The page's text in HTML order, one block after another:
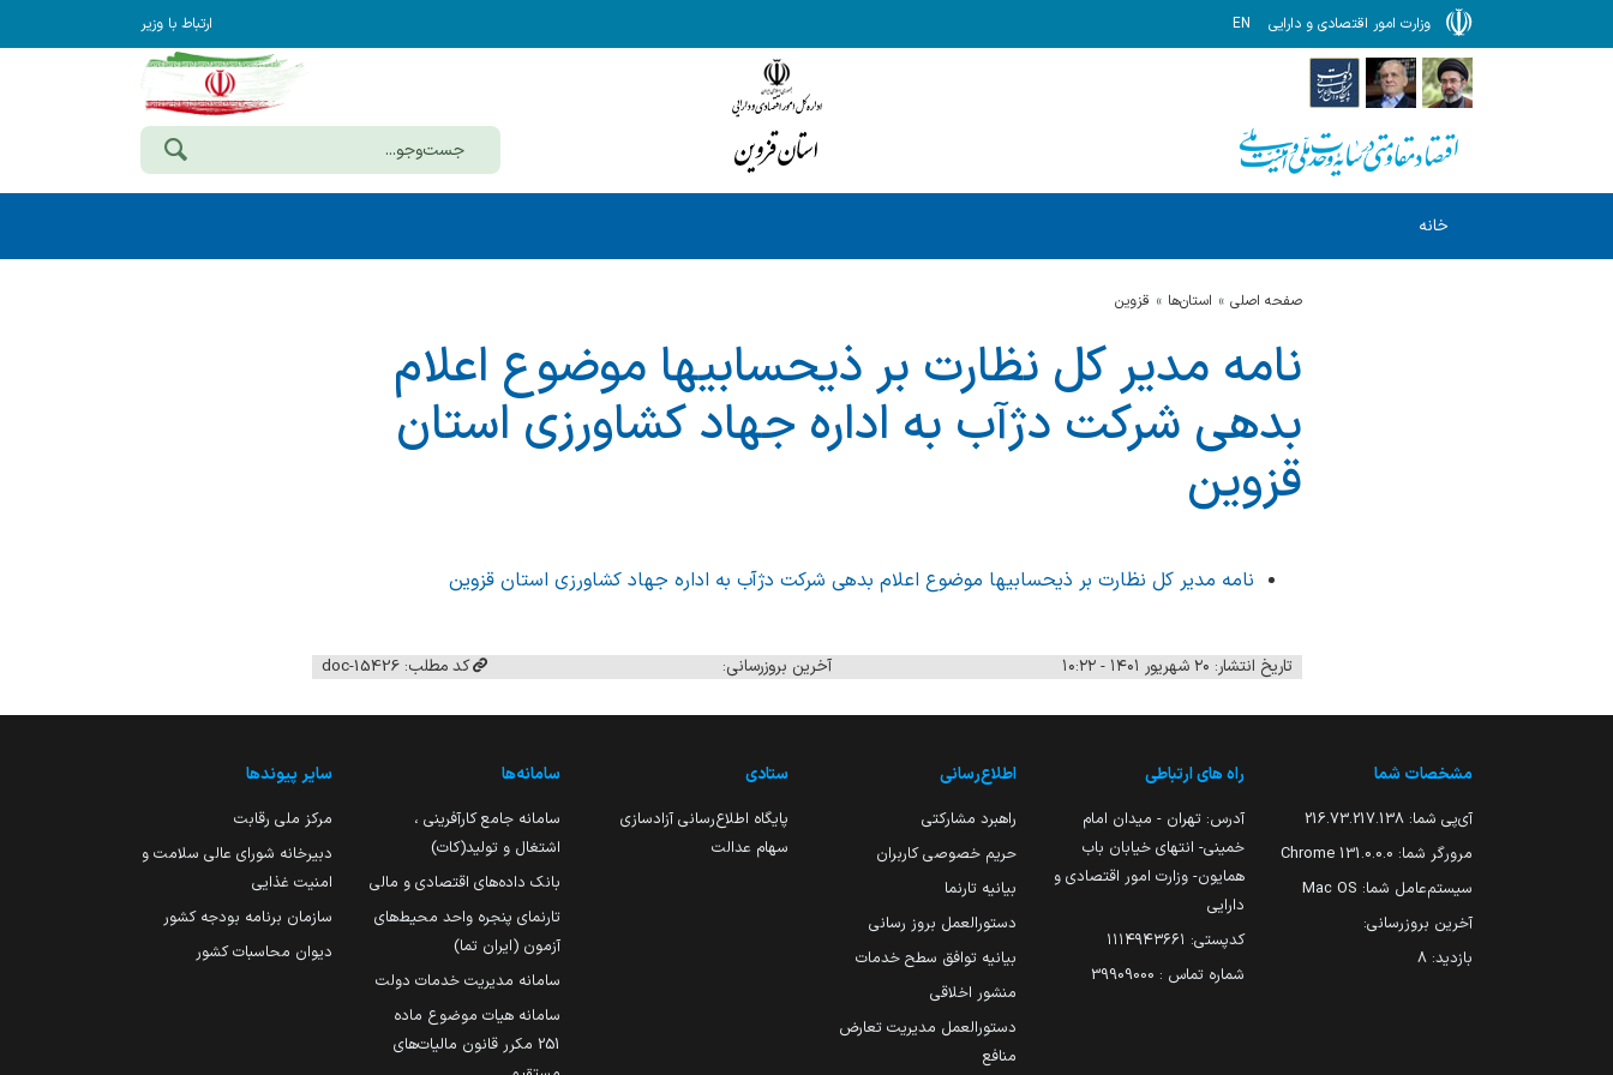
وزارت امور اقتصادی و دارایی EN ارتباط با وزیر
خانه
صفحه اصلی استان‌ها قزوين
نامه مدیر کل نظارت بر ذیحسابیها موضوع اعلام
بدهی شرکت دژآب به اداره جهاد کشاورزی استان
قزوین
نامه مدیر کل نظارت بر ذیحسابیها موضوع اعلام بدهی شرکت دژآب به اداره جهاد کشاورزی استان قزوین
تاریخ انتشار: ۲۰ شهریور ۱۴۰۱ - ۱۰:۲۲ آخرین بروزرسانی: کد مطلب: 15426-doc
مشخصات شما
آی‌پی شما: 216.73.217.138
مرورگر شما: 131.0.0.0 Chrome
سیستم‌عامل شما: Mac OS
آخرین بروزرسانی:
بازدید: 8
راه های ارتباطی
آدرس: تهران - میدان امام
خمینی- انتهای خیابان باب
همایون- وزارت امور اقتصادی و
دارایی
کدپستی: ۱۱۱۴۹۴۳۶۶۱
شماره تماس : 39909000
اطلاع‌رسانی
راهبرد مشارکتی
حریم خصوصی کاربران
بیانیه تارنما
دستورالعمل بروز رسانی
بیانیه توافق سطح خدمات
منشور اخلاقی
دستورالعمل مدیریت تعارض
منافع
ستادی
پایگاه اطلاع‌رسانی آزادسازی
سهام عدالت
سامانه‌ها
سامانه جامع کارآفرینی ،
اشتغال و تولید(کات)
بانک داده‌های اقتصادی و مالی
تارنمای پنجره واحد محیط‌های
آزمون (ایران تما)
سامانه مدیریت خدمات دولت
سامانه هیات موضوع ماده
251 مکرر قانون مالیات‌های
سایر پیوندها
مرکز ملی رقابت
دبیرخانه شورای عالی سلامت و
امنیت غذایی
سازمان برنامه بودجه کشور
دیوان محاسبات کشور